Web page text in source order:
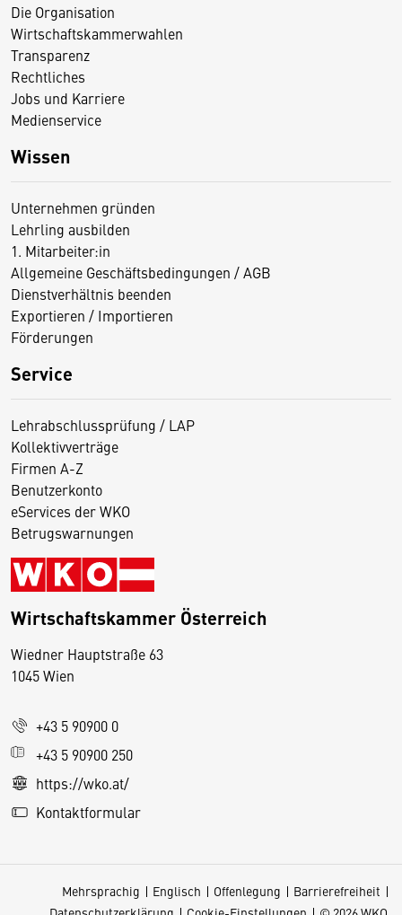
Die Organisation
Wirtschaftskammerwahlen
Transparenz
Rechtliches
Jobs und Karriere
Medienservice
Wissen
Unternehmen gründen
Lehrling ausbilden
1. Mitarbeiter:in
Allgemeine Geschäftsbedingungen / AGB
Dienstverhältnis beenden
Exportieren / Importieren
Förderungen
Service
Lehrabschlussprüfung / LAP
Kollektivverträge
Firmen A-Z
Benutzerkonto
eServices der WKO
Betrugswarnungen
Wirtschaftskammer Österreich
Wiedner Hauptstraße 63
1045 Wien
+43 5 90900 0
+43 5 90900 250
https://wko.at/
Kontaktformular
Mehrsprachig Englisch Offenlegung
Barrierefreiheit
D
s
e
S
e